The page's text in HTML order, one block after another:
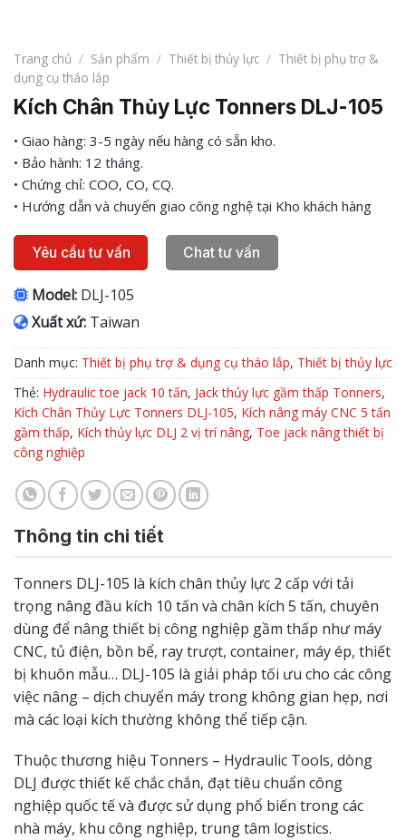
Trang chủ / Sản phẩm / Thiết bị thủy lực / Thiết bị phụ trợ &
dụng cụ tháo lắp
Kích Chân Thủy Lực Tonners DLJ-105
• Giao hàng: 3-5 ngày nếu hàng có sẵn kho.
• Bảo hành: 12 tháng.
• Chứng chỉ: COO, CO, CQ.
• Hướng dẫn và chuyển giao công nghệ tại Kho khách hàng
Yêu cầu tư vấn Chat tư vấn
Model: DLJ-105
Xuất xứ: Taiwan
Danh mục: Thiết bị phụ trợ & dụng cụ tháo lắp, Thiết bị thủy lực
Thẻ: Hydraulic toe jack 10 tấn, Jack thủy lực gầm thấp Tonners,
Kích Chân Thủy Lực Tonners DLJ-105, Kích nâng máy CNC 5 tấn
gầm thấp, Kích thủy lực DLJ 2 vị trí nâng, Toe jack nâng thiết bị
công nghiệp
Thông tin chi tiết
Tonners DLJ-105 là kích chân thủy lực 2 cấp với tải
trọng nâng đầu kích 10 tấn và chân kích 5 tấn, chuyên
dùng để nâng thiết bị công nghiệp gầm thấp như máy
CNC, tủ điện, bồn bể, ray trượt, container, máy ép, thiết
bị khuôn mẫu… DLJ-105 là giải pháp tối ưu cho các công
việc nâng – dịch chuyển máy trong không gian hẹp, nơi
mà các loại kích thường không thể tiếp cận.
Thuộc thương hiệu Tonners – Hydraulic Tools, dòng
DLJ được thiết kế chắc chắn, đạt tiêu chuẩn công
nghiệp quốc tế và được sử dụng phổ biến trong các
nhà máy, khu công nghiệp, trung tâm logistics.